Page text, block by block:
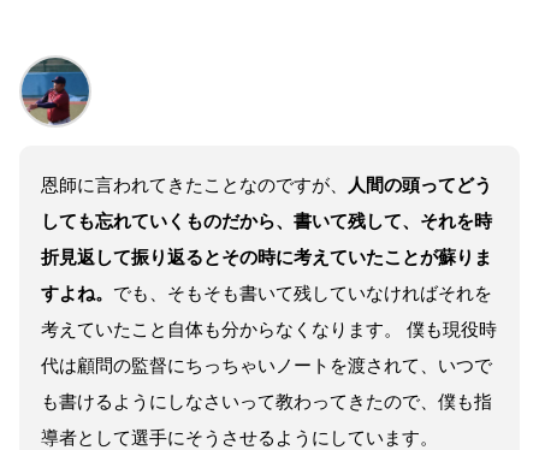
恩師に言われてきたことなのですが、
人間の頭ってどう
しても忘れていくものだから、書いて残して、それを時
折見返して振り返るとその時に考えていたことが蘇りま
すよね。 でも、そもそも書いて残していなければそれを
考えていたこと自体も分からなくなります。 僕も現役時
代は顧問の監督にちっちゃいノートを渡されて、いつで
も書けるようにしなさいって教わってきたので、僕も指
導者として選手にそうさせるようにしています。